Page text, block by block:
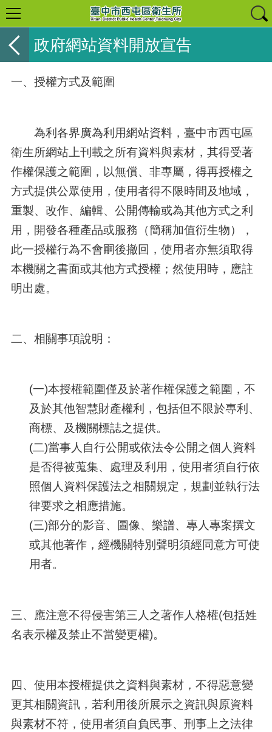
政府網站資料開放宣告
一、授權方式及範圍
為利各界廣為利用網站資料，臺中市西屯區
衛生所網站上刊載之所有資料與素材，其得受著
作權保護之範圍，以無償、非專屬，得再授權之
方式提供公眾使用，使用者得不限時間及地域，
重製、改作、編輯、公開傳輸或為其他方式之利
用，開發各種產品或服務（簡稱加值衍生物），
此一授權行為不會嗣後撤回，使用者亦無須取得
本機關之書面或其他方式授權；然使用時，應註
明出處。
二、相關事項說明：
(一)本授權範圍僅及於著作權保護之範圍，不
及於其他智慧財產權利，包括但不限於專利、
商標、及機關標誌之提供。
(二)當事人自行公開或依法令公開之個人資料
是否得被蒐集、處理及利用，使用者須自行依
照個人資料保護法之相關規定，規劃並執行法
律要求之相應措施。
(三)部分的影音、圖像、樂譜、專人專案撰文
或其他著作，經機關特別聲明須經同意方可使
用者。
三、應注意不得侵害第三人之著作人格權(包括姓
名表示權及禁止不當變更權)。
四、使用本授權提供之資料與素材，不得惡意變
更其相關資訊，若利用後所展示之資訊與原資料
與素材不符，使用者須自負民事、刑事上之法律